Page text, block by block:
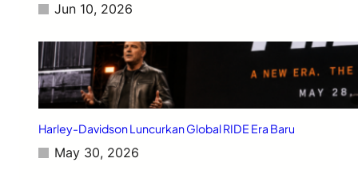
Jun 10, 2026
Harley-Davidson Luncurkan Global RIDE Era Baru
May 30, 2026